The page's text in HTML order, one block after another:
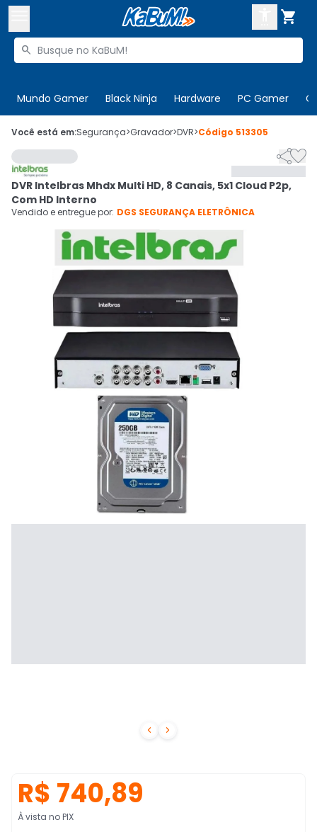

Buscar produtos

Mundo Gamer Black Ninja Hardware PC Gamer
 Olá. Acesse sua conta
 Departamentos
Cupons
Ativar tradutor em libras
CADASTRE-SE
Você está em:Segurança>Gravador>DVR>Código 513305
 

DVR Intelbras Mhdx Multi HD, 8 Canais, 5x1 Cloud P2p,
Com HD Interno
Vendido e entregue por: DGS SEGURANÇA ELETRÔNICA
R$ 740,89
À vista no PIX